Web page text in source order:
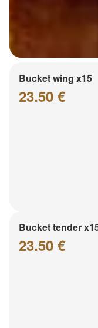
Bucket wing x15
23.50 €
Bucket tender
23.50 €